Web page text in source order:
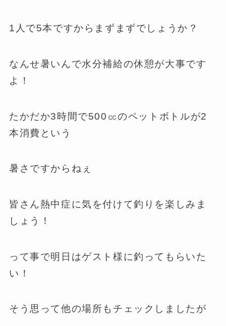
1人で5本ですからまずまずでしょうか？
なんせ暑いんで水分補給の休憩が大事です
よ！
たかだか3時間で500㏄のペットボトルが2
本消費という
暑さですからねぇ
皆さん熱中症に気を付けて釣りを楽しみま
しょう！
って事で明日はゲスト様に釣ってもらいた
い！
そう思って他の場所もチェックしましたが